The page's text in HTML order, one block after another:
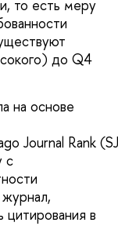
то есть меру
до Q4
на основе
Journal Rank
с
цитирования в